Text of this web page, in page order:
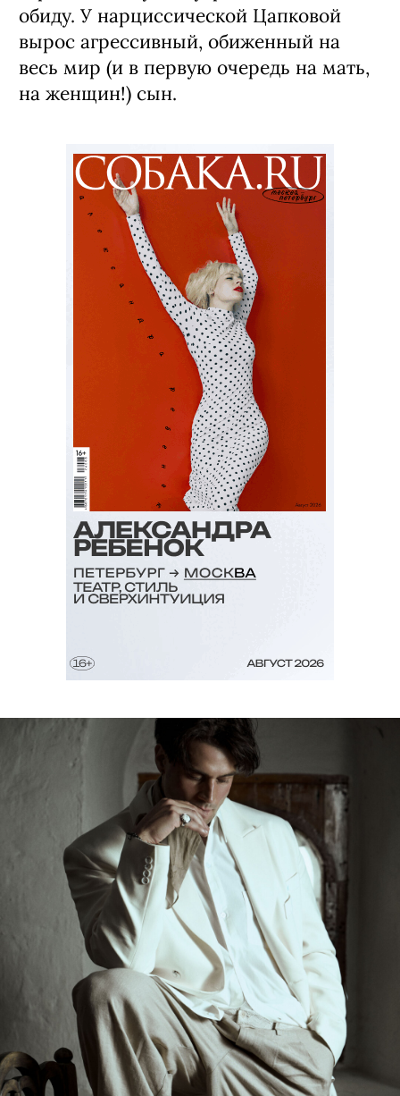
обиду. У нарциссической Цапковой
вырос агрессивный, обиженный на
весь мир (и в первую очередь на мать,
на женщин!) сын.